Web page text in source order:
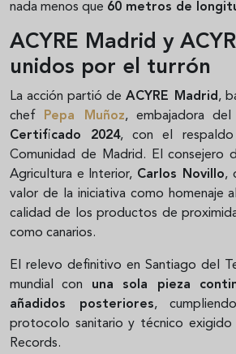
nada menos que 60 metros de
ACYRE Madrid y
unidos por el turrón
La acción partió deACYRE Madrid,
chef Pepa Muñoz, embajadora
Certificado 2024, con el
Comunidad de Madrid. El consejero
Agricultura e Interior, Carlos Novillo,
valor de la iniciativa como homenaje
calidad de los productos de
como canarios.
El relevo definitivo en Santiago del
mundial con una sola pieza
añadidos posteriores,
protocolo sanitario y técnico exigido
Records.